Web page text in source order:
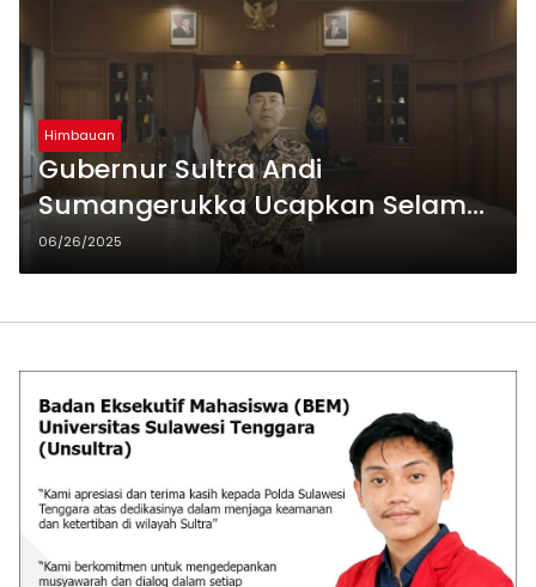
Himbauan
Gubernur Sultra Andi
Sumangerukka Ucapkan Selamat
Hari Bhayangkara ke-79,
Apresiasi Dedikasi Polri dalam
Menjaga Kamtibmas
06/26/2025